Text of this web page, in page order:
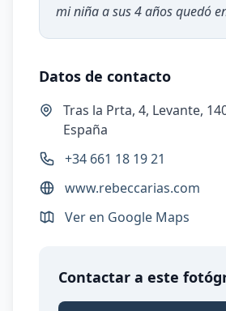
mi niña a sus 4 años quedó
Datos de contacto
Tras la Prta, 4, Levante,
España
+34 661 18 19 21
www.rebeccarias.com
Ver en Google Maps
Contactar a este